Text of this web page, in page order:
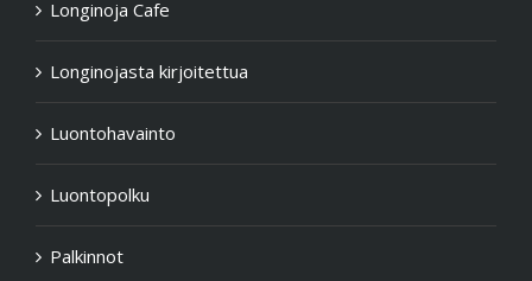
Longinoja Cafe
Longinojasta kirjoitettua
Luontohavainto
Luontopolku
Palkinnot